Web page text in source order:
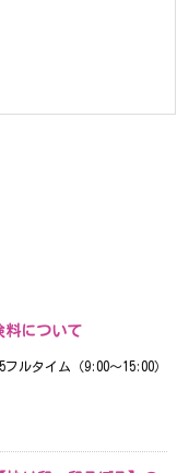
料について
ルタイム（9:00〜15:00）